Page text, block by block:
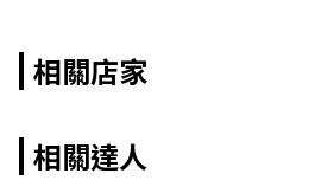
相關店家
相關達人